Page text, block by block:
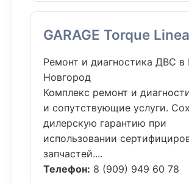
GARAGE Torque Linea
Ремонт и диагностика ДВС
Новгород
Комплекс ремонт и
и сопутствующие услуги.
дилерскую гарантию при
использовании
запчастей....
Телефон: 8 (909) 949 60 78